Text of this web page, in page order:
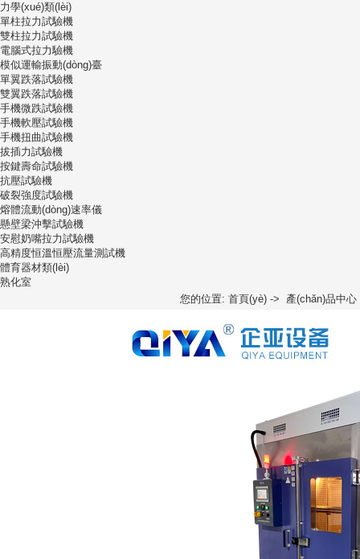
力學(xué)類(lèi)
單柱拉力試驗機
雙柱拉力試驗機
電腦式拉力驗機
模似運輸振動(dòng)臺
單翼跌落試驗機
雙翼跌落試驗機
手機微跌試驗機
手機軟壓試驗機
手機扭曲試驗機
拔插力試驗機
按鍵壽命試驗機
抗壓試驗機
破裂強度試驗機
熔體流動(dòng)速率儀
懸壁梁沖擊試驗機
安慰奶嘴拉力試驗機
高精度恒溫恒壓流量測試機
體育器材類(lèi)
熟化室
您的位置: 首頁(yè) -> 產(chǎn)品中心